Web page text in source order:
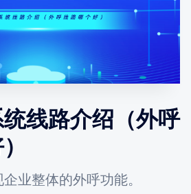
线路介绍（外呼
业整体的外呼功能。